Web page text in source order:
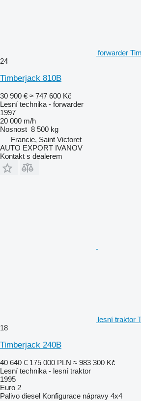
forwarder
24
Timberjack 810B
30 900 € ≈ 747 600 Kč
Lesní technika - forwarder
1997
20 000 m/h
Nosnost 8 500 kg
Francie, Saint Victoret
AUTO EXPORT IVANOV
Kontakt s dealerem
lesní traktor
18
Timberjack 240B
40 640 € 175 000 PLN ≈ 983 300 Kč
Lesní technika - lesní traktor
1995
Euro 2
Palivo diesel Konfigurace nápravy 4x4